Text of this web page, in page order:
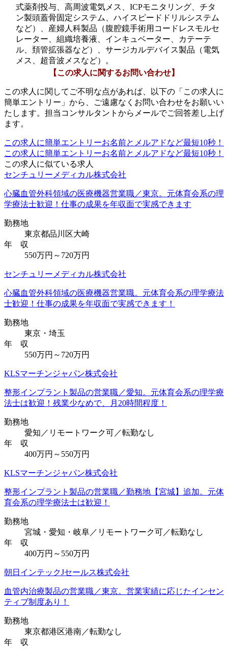
式薬剤投与、高周波電気メス、ICPモニタリング、チタ
ン製頭蓋骨固定システム、ハイスピードドリルシステム
など）、産婦人科製品（腹腔鏡手術用コードレスモルセ
レーター、組織培養液、インキュベーター、カテーテ
ル、頚管拡張器など）、サージカルデバイス製品（電気
メス、超音波メスなど）。
【この求人に関するお問い合わせ】
この求人に関してご不明な点があれば、以下の「この求人に
簡単エントリー」から、ご遠慮なくお問い合わせをお願いい
たします。担当コンサルタントからメールでご回答差し上げ
ます。
この求人に簡単エントリーお名前とメルアドなど最短10秒！
この求人に簡単エントリーお名前とメルアドなど最短10秒！
この求人に似ている求人
センチュリーメディカル株式会社
心臓血管外科領域の医療機器営業職／東京。元体育会系の理
学療法士歓迎！仕事の成果を年収面で実感できます
勤務地
東京都品川区大崎
年 収
550万円～720万円
センチュリーメディカル株式会社
心臓血管外科領域の医療機器営業職。元体育会系の理学療法
士歓迎！仕事の成果を年収面で実感できます！
勤務地
東京・埼玉
年 収
550万円～720万円
KLSマーチンジャパン株式会社
整形インプラント製品の営業職／愛知。元体育会系の理学療
法士は歓迎！残業少なめで、月20時間程度！
勤務地
愛知／リモートワーク可／転勤なし
年 収
400万円～550万円
KLSマーチンジャパン株式会社
整形インプラント製品の営業職／勤務地【宮城】追加。元体
育会系の理学療法士は歓迎！
勤務地
宮城・愛知・岐阜／リモートワーク可／転勤なし
年 収
400万円～550万円
朝日インテックJセールス株式会社
血管内治療製品の営業職／東京。営業実績に応じたインセン
ティブ制度あり！
勤務地
東京都港区港南／転勤なし
年 収